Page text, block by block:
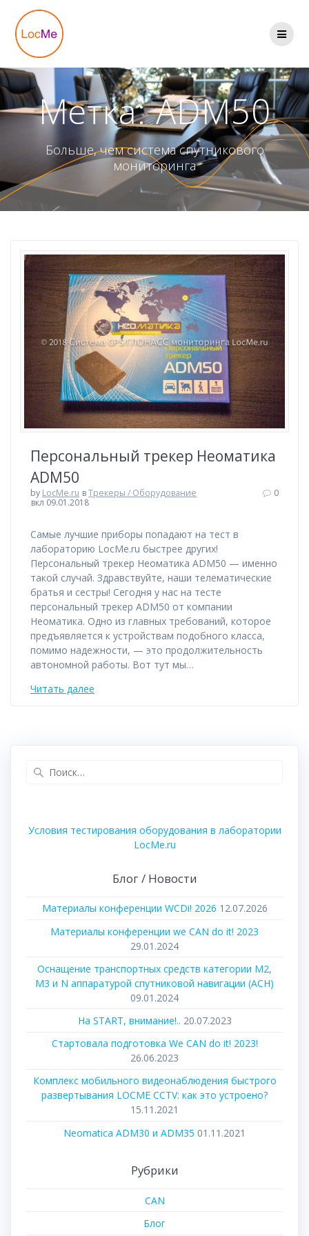
Метка:ADM50
Больше, чем система спутникового
мониторинга
Персональный трекер Неоматика
ADM50
by LocMe.ru вТрекеры / Оборудование
вкл 09.01.2018
0
Самые лучшие приборы попадают на тест в
лабораторию LocMe.ru быстрее других!
Персональный трекер Неоматика ADM50 — именно
такой случай. Здравствуйте, наши телематические
братья и сестры! Сегодня у нас на тесте
персональный трекер ADM50 от компании
Неоматика. Одно из главных требований, которое
предъявляется к устройствам подобного класса,
помимо надежности, — это продолжительность
автономной работы. Вот тут мы…
Читать далее
Условия тестирования оборудования в лаборатории
LocMe.ru
Блог / Новости
Материалы конференции WCDi! 2026 12.07.2026
Материалы конференции we CAN do it! 2023
29.01.2024
Оснащение транспортных средств категории М2,
М3 и N аппаратурой спутниковой навигации (АСН)
09.01.2024
На START, внимание!.. 20.07.2023
Стартовала подготовка We CAN do it! 2023!
26.06.2023
Комплекс мобильного видеонаблюдения быстрого
развертывания LOCME CCTV: как это устроено?
15.11.2021
Neomatica ADM30 и ADM35 01.11.2021
Рубрики
CAN
Блог